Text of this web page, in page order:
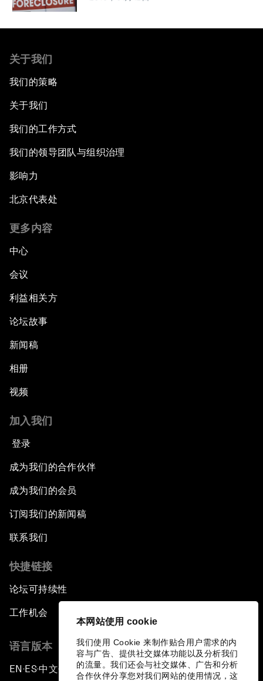
本网站使用 cookie
我们使用 Cookie 来制作贴合用户需求的内
容与广告、提供社交媒体功能以及分析我们
的流量。我们还会与社交媒体、广告和分析
合作伙伴分享您对我们网站的使用情况，这
关于我们
我们的策略
关于我们
我们的工作方式
我们的领导团队与组织治理
影响力
北京代表处
更多内容
中心
会议
利益相关方
论坛故事
新闻稿
相册
视频
加入我们
登录
成为我们的合作伙伴
成为我们的会员
订阅我们的新闻稿
联系我们
快捷链接
论坛可持续性
工作机会
语言版本
EN ▪ES▪中文▪ 日本語